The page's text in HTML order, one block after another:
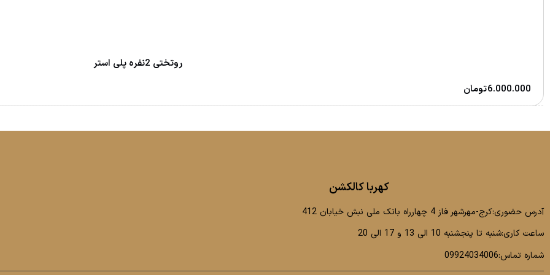
روتختی 2نفره پلی استر
6.000.000تومان
کهربا کالکشن
آدرس حضوری:کرج-مهرشهر فاز 4 چهارراه بانک ملی نبش خیابان 412
ساعت کاری:شنبه تا پنجشنبه 10 الی 13 و 17 الی 20
شماره تماس:09924034006